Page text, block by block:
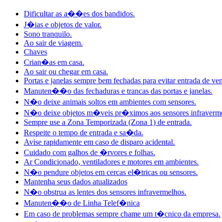
Dificultar as a��es dos bandidos.
J�ias e objetos de valor.
Sono tranquilo.
Ao sair de viagem.
Chaves
Crian�as em casa.
Ao sair ou chegar em casa.
Portas e janelas sempre bem fechadas para evitar entrada de
Manuten��o das fechaduras e trancas das portas e janelas.
N�o deixe animais soltos em ambientes com sensores.
N�o deixe objetos m�veis pr�ximos aos sensores
Sempre use a Zona Temporizada (Zona 1) de entrada.
Respeite o tempo de entrada e sa�da.
Avise rapidamente em caso de disparo acidental.
Cuidado com galhos de �rvores e folhas.
Ar Condicionado, ventiladores e motores em ambientes.
N�o pendure objetos em cercas el�tricas ou sensores.
Mantenha seus dados atualizados
N�o obstrua as lentes dos sensores infravermelhos.
Manuten��o de Linha Telef�nica
Em caso de problemas sempre chame um t�cnico da empresa.